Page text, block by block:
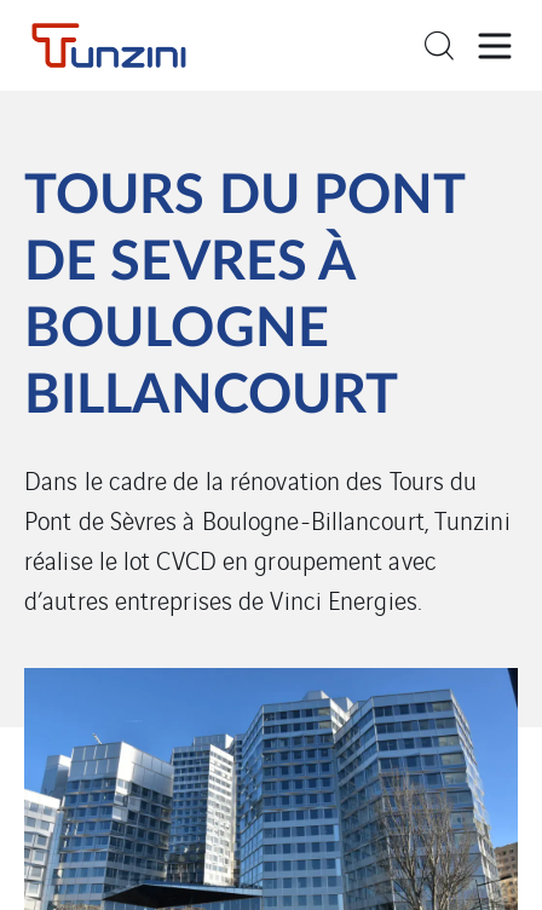
TOURS DU PONT
DE SEVRES À
BOULOGNE
BILLANCOURT
Dans le cadre de la rénovation des Tours du
Pont de Sèvres à Boulogne-Billancourt, Tunzini
réalise le lot CVCD en groupement avec
d’autres entreprises de Vinci Energies.